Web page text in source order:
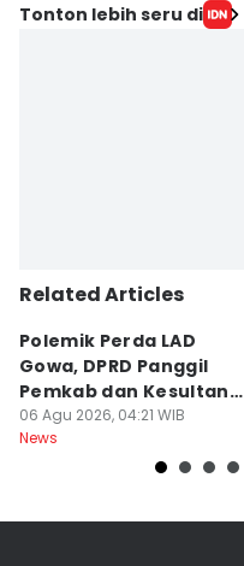
Tonton lebih seru di
Related Articles
Polemik Perda LAD
Gowa, DPRD Panggil
Pemkab dan Kesultanan
Gowa
06 Agu 2026, 04:21 WIB
News